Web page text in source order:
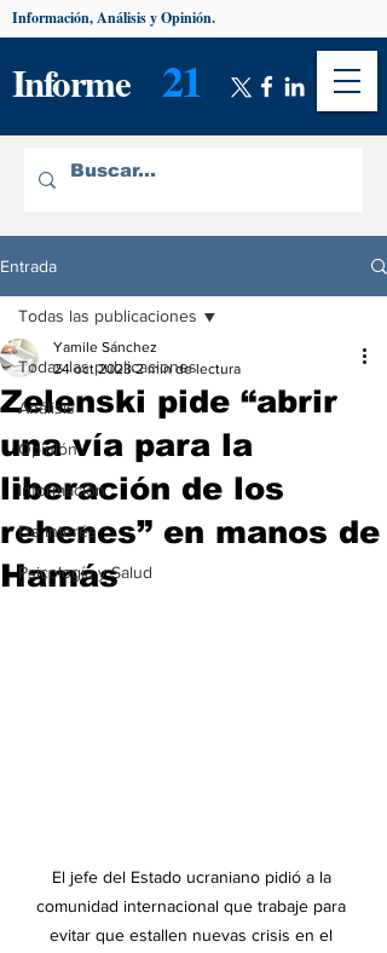
Informe 21
Información, Análisis y Opinión.
Entrada
Todas las publicaciones
Análisis
Opinión
Información
De interés
Psicología y Salud
Todas las publicaciones
Zelenski pide “abrir
una vía para la
liberación de los
rehenes” en manos de
Hamás
Yamile Sánchez
24 oct 2023 2 min de lectura
El jefe del Estado ucraniano pidió a la
comunidad internacional que trabaje para
evitar que estallen nuevas crisis en el